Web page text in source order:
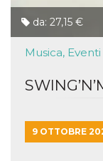
da: 27,15 €
Musica,
9 OTTOBRE